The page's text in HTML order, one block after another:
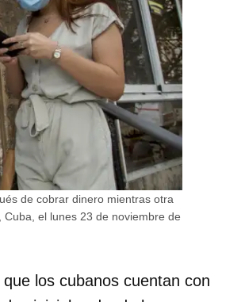
de cobrar dinero mientras otra
el lunes 23 de noviembre de
los cubanos cuentan con